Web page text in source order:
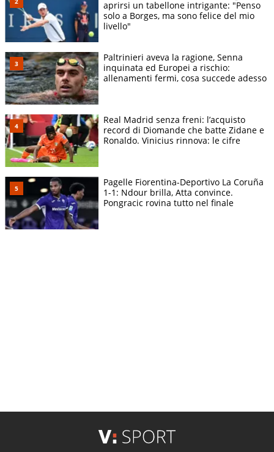
aprirsi un tabellone intrigante: "Penso
solo a Borges, ma sono felice del mio
livello"
Paltrinieri aveva la ragione, Senna
inquinata ed Europei a rischio:
allenamenti fermi, cosa succede adesso
Real Madrid senza freni: l’acquisto
record di Diomande che batte Zidane e
Ronaldo. Vinicius rinnova: le cifre
Pagelle Fiorentina-Deportivo La Coruña
1-1: Ndour brilla, Atta convince.
Pongracic rovina tutto nel finale